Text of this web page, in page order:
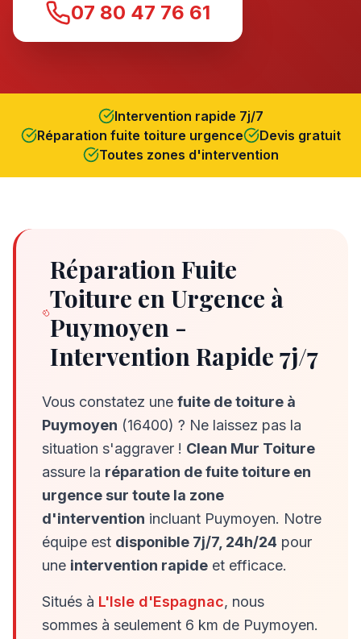
07 80 47 76 61
Intervention rapide 7j/7
Réparation fuite toiture urgence
Devis gratuit
Toutes zones d'intervention
Réparation Fuite
Toiture en Urgence à
Puymoyen -
Intervention Rapide 7j/7
Vous constatez une fuite de toiture à
Puymoyen (16400) ? Ne laissez pas la
situation s'aggraver ! Clean Mur Toiture
assure la réparation de fuite toiture en
urgence sur toute la zone
d'intervention incluant Puymoyen. Notre
équipe est disponible 7j/7, 24h/24 pour
une intervention rapide et efficace.
Situés à L'Isle d'Espagnac, nous
sommes à seulement 6 km de Puymoyen.